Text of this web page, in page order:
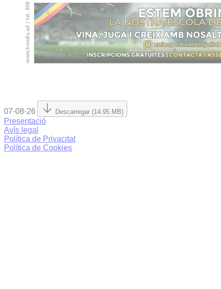
07-08-26 Descarregar (14.95 MB)
Presentació
Avís legal
Política de Privacitat
Política de Cookies